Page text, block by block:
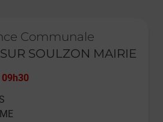
Communale
SOULZON MAIRIE
09h30